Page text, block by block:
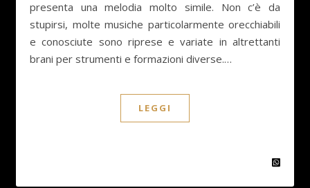
presenta una melodia molto simile. Non c’è da
stupirsi, molte musiche particolarmente orecchiabili
e conosciute sono riprese e variate in altrettanti
brani per strumenti e formazioni diverse.…
LEGGI